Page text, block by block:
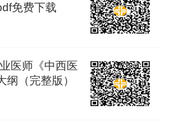
免费下载
医师《中西医
纲（完整版）